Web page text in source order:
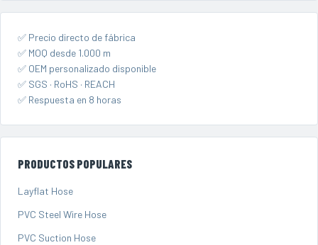
✅ Precio directo de fábrica
✅ MOQ desde 1.000 m
✅ OEM personalizado disponible
✅ SGS · RoHS · REACH
✅ Respuesta en 8 horas
PRODUCTOS POPULARES
Layflat Hose
PVC Steel Wire Hose
PVC Suction Hose